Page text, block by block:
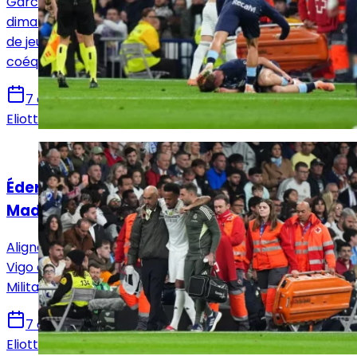
dimanche soir face au Celta de Vigo. À la 64ᵉ minute
de jeu, le latéral gauche du Real Madrid a laissé ses
coéquipiers à dix contre onze.
7 décembre 2025
Eliott Lafleur
Actualités
Éder Militao sorti sur blessure lors de Real
Madrid-Celta de Vigo
Aligné en tant que titulaire de ce Real Madrid-Celta de
Vigo au Santiago Bernabéu ce dimanche soir, Éder
Militao est sorti sur blessure à la 24e minute de jeu.
7 décembre 2025
Eliott Lafleur